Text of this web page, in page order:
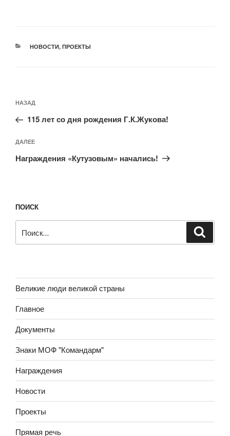
РУБРИКИ
НОВОСТИ, ПРОЕКТЫ
по
записям
Предыдущая
запись:
НАЗАД
115 лет со дня рождения Г.К.Жукова!
Следующая
запись
ДАЛЕЕ
Награждения «Кутузовым» начались!
ПОИСК
Великие люди великой страны
Главное
Документы
Знаки МОФ "Командарм"
Награждения
Новости
Проекты
Прямая речь